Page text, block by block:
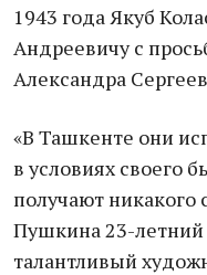
1943 года Якуб
Андреевичу с
Александра
«В Ташкенте они
в условиях своего
получают никакого
Пушкина 23-
талантливый